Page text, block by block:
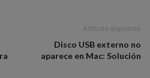
Artículo siguiente
Disco USB externo no
aparece en Mac: Solución